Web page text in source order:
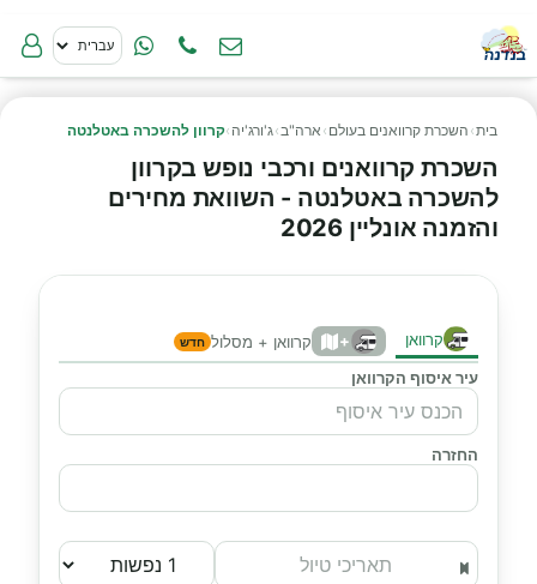
בית› השכרת קרוואנים בעולם › ארה"ב›ג'ורג'יה ›קרוון להשכרה באטלנטה
השכרת קרוואנים ורכבי נופש בקרוון
להשכרה באטלנטה - השוואת מחירים
והזמנה אונליין 2026
קרוואן + קרוואן + מסלול חדש
עיר איסוף הקרוואן
החזרה